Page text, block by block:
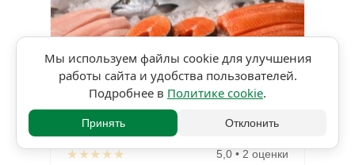
★★★★★ 5,0 • 2 оценки
Мы используем файлы cookie для улучшения
работы сайта и удобства пользователей.
Подробнее в Политике cookie.
Принять Отклонить